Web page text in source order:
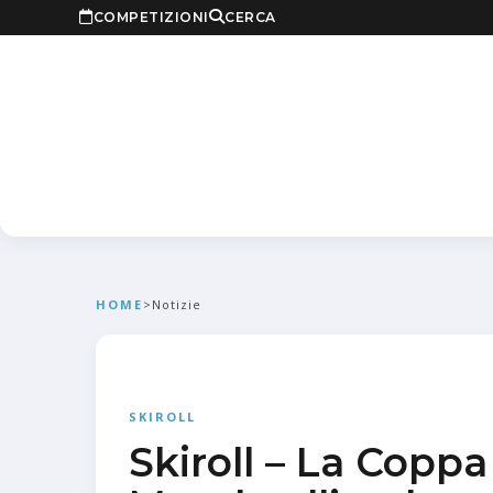
COMPETIZIONI CERCA
HOME > Notizie
SKIROLL
Skiroll – La